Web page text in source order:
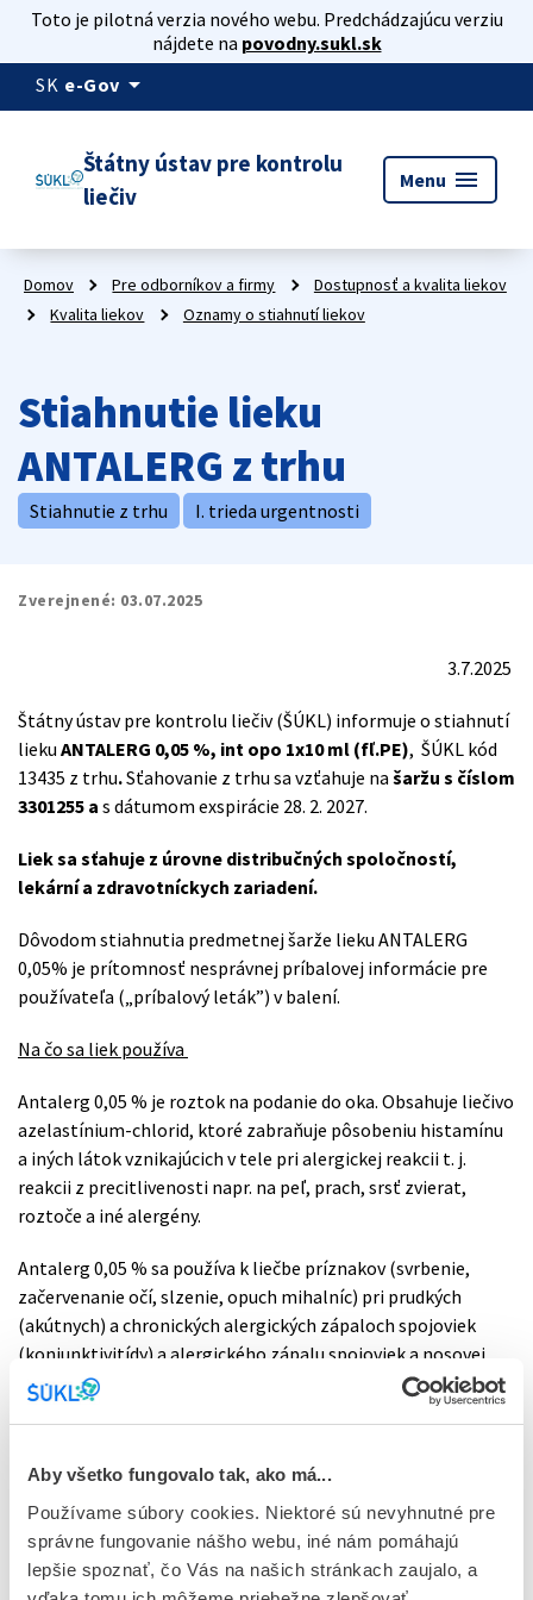
Aby všetko fungovalo tak, ako má...
Používame súbory cookies. Niektoré sú nevyhnutné pre
správne fungovanie nášho webu, iné nám pomáhajú
lepšie spoznať, čo Vás na našich stránkach zaujalo, a
Toto je pilotná verzia nového webu. Predchádzajúcu verziu
nájdete na povodny.sukl.sk
SK e-Gov arrow_drop_down
Štátny ústav pre kontrolu
liečiv
Menu menu
Domov Pre odborníkov a firmy
Dostupnosť a kvalita liekov
Kvalita liekov
Oznamy o stiahnutí liekov
Stiahnutie lieku
ANTALERG z trhu
Stiahnutie z trhu I. trieda urgentnosti
Zverejnené: 03.07.2025
3.7.2025
Štátny ústav pre kontrolu liečiv (ŠÚKL) informuje o stiahnutí
lieku ANTALERG 0,05 %, int opo 1x10 ml (fľ.PE), ŠÚKL kód
13435 z trhu.Sťahovanie z trhu sa vzťahuje na šaržu s číslom
3301255 a s dátumom exspirácie 28. 2. 2027.
Liek sa sťahuje z úrovne distribučných spoločností,
lekární a zdravotníckych zariadení.
Dôvodom stiahnutia predmetnej šarže lieku ANTALERG
0,05% je prítomnosť nesprávnej príbalovej informácie pre
používateľa („príbalový leták”) v balení.
Na čo sa liek používa
Antalerg 0,05 % je roztok na podanie do oka. Obsahuje liečivo
azelastínium-chlorid, ktoré zabraňuje pôsobeniu histamínu
a iných látok vznikajúcich v tele pri alergickej reakcii t. j.
reakcii z precitlivenosti napr. na peľ, prach, srsť zvierat,
roztoče a iné alergény.
Antalerg 0,05 % sa používa k liečbe príznakov (svrbenie,
začervenanie očí, slzenie, opuch mihalníc) pri prudkých
(akútnych) a chronických alergických zápaloch spojoviek
(konjunktivitídy) a alergického zápalu spojoviek a nosovej
sliznice (rinokonjunktivitídy), najmä pri sennej nádche.
prerušovať.
Samotný liek spĺňa všetky požiadavky na
účinnosť, bezpečnosť a kvalitu. V balení sa však nachádza
písomná informácia určená pre iný liek. Správnu písomnú
informáciu pre používateľa lieku ANTALERG 0,05 %nájdete
na webovej stránke Štátneho ústavu pre kontrolu liečiv TU